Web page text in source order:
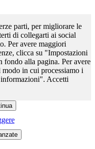
parti, per migliorare le
di collegarti ai social
Per avere maggiori
clicca su "Impostazioni
alla pagina. Per avere
in cui processiamo i
Accetti